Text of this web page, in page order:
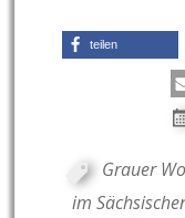
teilen
Grauer
im